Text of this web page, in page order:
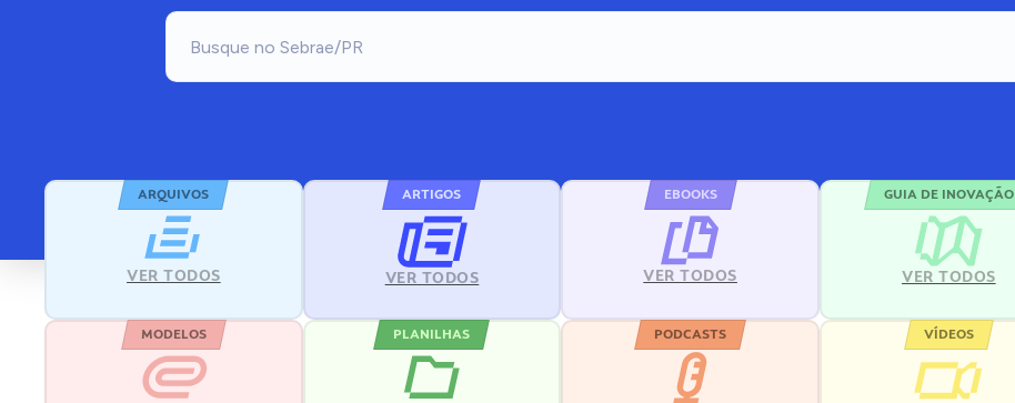
ARQUIVOS
VER TODOS
ARTIGOS
VER TODOS
EBOOKS
VER TODOS
GUIA DE INOVAÇÃO
VER TODOS
MODELOS PLANILHAS PODCASTS VÍDEOS